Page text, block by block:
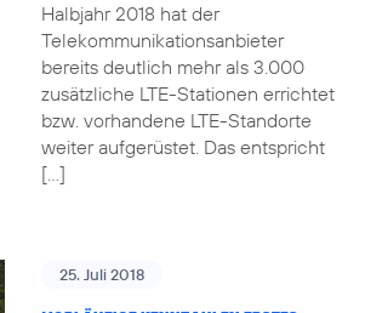
Halbjahr 2018 hat der
Telekommunikationsanbieter
bereits deutlich mehr als 3.000
zusätzliche LTE-Stationen errichtet
bzw. vorhandene LTE-Standorte
weiter aufgerüstet. Das entspricht
[…]
25. Juli 2018